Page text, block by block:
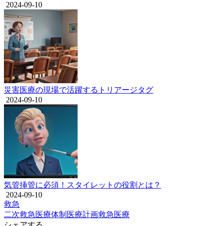
2024-09-10
災害医療の現場で活躍するトリアージタグ
2024-09-10
気管挿管に必須！スタイレットの役割とは？
2024-09-10
救急
二次救急 医療体制 医療計画救急医療